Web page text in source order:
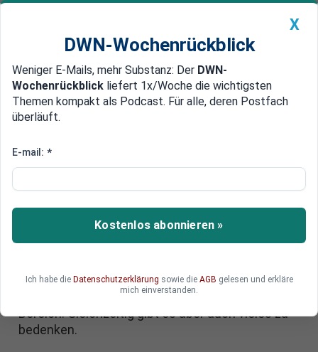
Newsticker MEIN DWN: Geldanlage Premium
Edelmetalle DWN-Magazin China
Neurotechnologie und
Chancen und Herausforderungen
Wie sind die aktuellen Trends und potenziellen
Auswirkungen von Neurotechnologie? Neben der
Bereich gerade rasant und bietet neue
Möglichkeiten vor allem im medizinischen
Bereich. Gleichzeitig gibt es aber auch vieles zu
bedenken.
X
DWN-Wochenrückblick
Weniger E-Mails, mehr Substanz: Der DWN-
Wochenrückblick liefert 1x/Woche die wichtigsten
Themen kompakt als Podcast. Für alle, deren Postfach
überläuft.
E-mail: *
Kostenlos abonnieren »
Ich habe die Datenschutzerklärung sowie die AGB gelesen und erkläre
mich einverstanden.